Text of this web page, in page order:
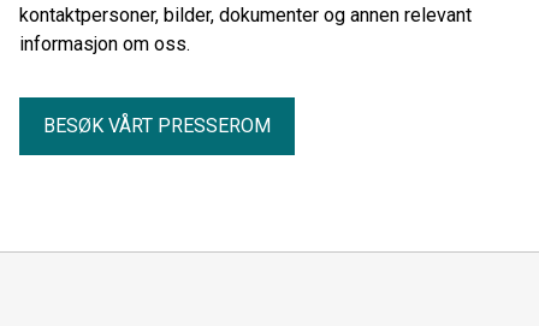
kontaktpersoner, bilder, dokumenter og annen relevant
informasjon om oss.
BESØK VÅRT PRESSEROM